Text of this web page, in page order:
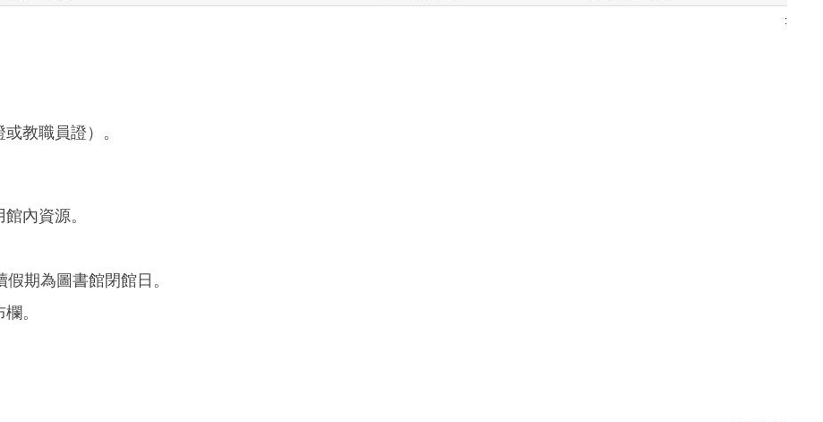
:
教職員證）。
內資源。
期為圖書館閉館日。
。